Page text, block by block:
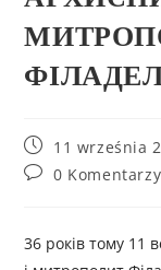
11 września
0 Komentarzy
36 років тому 11